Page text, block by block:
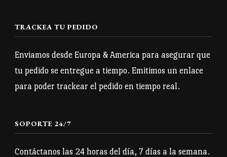
se
pueden
elegir
en
producto
se
pueden
elegir
en
producto
TRACKEA TU PEDIDO
Enviamos desde Europa & America para asegurar que
tu pedido se entregue a tiempo. Emitimos un enlace
para poder trackear el pedido en tiempo real.
SOPORTE 24/7
Contáctanos las 24 horas del día, 7 días a la semana.